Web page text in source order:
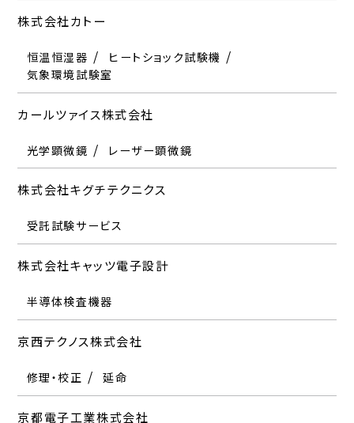
株式会社カトー
恒温恒湿器
ヒートショック試験機
気象環境試験室
カールツァイス株式会社
光学顕微鏡 レーザー顕微鏡
株式会社キグチテクニクス
受託試験サービス
株式会社キャッツ電子設計
半導体検査機器
京西テクノス株式会社
修理・校正 延命
京都電子工業株式会社